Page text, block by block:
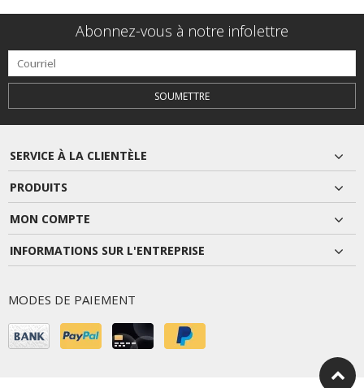
Abonnez-vous à notre infolettre
SOUMETTRE
SERVICE À LA CLIENTÈLE
PRODUITS
MON COMPTE
INFORMATIONS SUR L'ENTREPRISE
MODES DE PAIEMENT